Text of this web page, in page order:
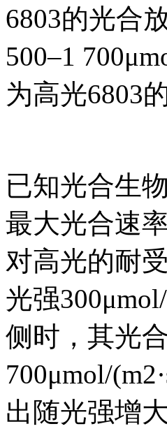
6803的光合
500–1
为高光6803
已知光合生
最大光合速
对高光的耐
光强
侧时，其光
700μmol/
出随光强增